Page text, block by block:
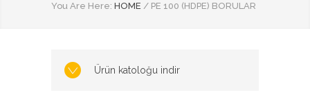
You Are Here: HOME / PE 100 (HDPE) BORULAR
Ürün katoloğu indir